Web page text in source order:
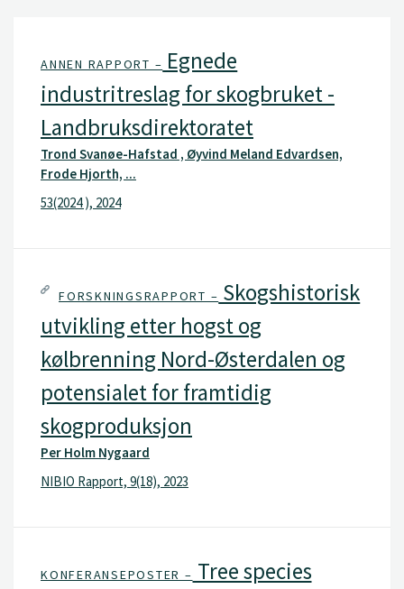
ANNEN RAPPORT – Egnede
industritreslag for skogbruket -
Landbruksdirektoratet
Trond Svanøe-Hafstad , Øyvind Meland Edvardsen,
Frode Hjorth, ...
53(2024 ), 2024
FORSKNINGSRAPPORT – Skogshistorisk
utvikling etter hogst og
kølbrenning Nord-Østerdalen og
potensialet for framtidig
skogproduksjon
Per Holm Nygaard
NIBIO Rapport, 9(18), 2023
KONFERANSEPOSTER – Tree species